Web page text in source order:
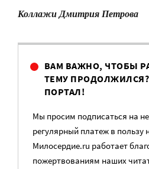
Коллажи Дмитрия Петрова
ВАМ ВАЖНО, ЧТОБЫ
ТЕМУ
ПОРТАЛ!
Мы просим подписаться на
регулярный платеж в пользу
Милосердие.ru работает
пожертвованиям наших